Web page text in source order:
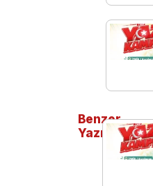
Benzer
Yazılar